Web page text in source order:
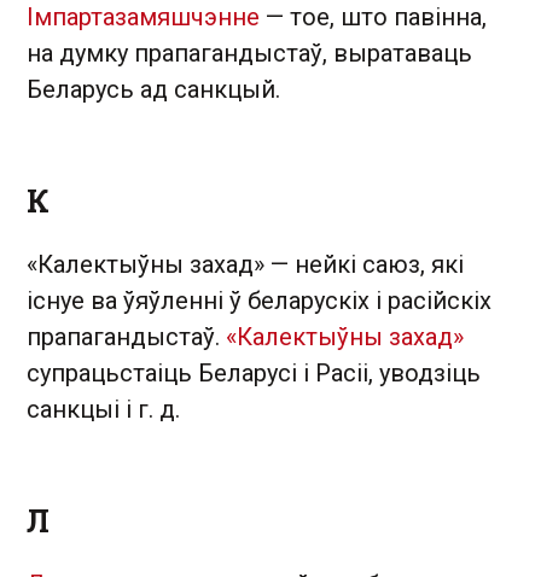
Імпартазамяшчэнне — тое, што павінна,
на думку прапагандыстаў, выратаваць
Беларусь ад санкцый.
К
«Калектыўны захад» — нейкі саюз, які
існуе ва ўяўленні ў беларускіх і расійскіх
прапагандыстаў. «Калектыўны захад»
супрацьстаіць Беларусі і Расіі, уводзіць
санкцыі і г. д.
Л